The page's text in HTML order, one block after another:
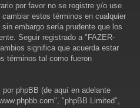
por favor no se registre y/o use
estos términos en cualquier
embargo sería prudente que los
Seguir registrado a "FAZER-
significa que acuerda estar
términos tal como fueron
phpBB (de aquí en adelante
"phpBB Limited",